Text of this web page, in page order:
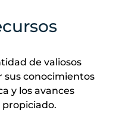
de valiosos
sus conocimientos
y los avances